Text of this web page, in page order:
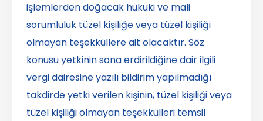
işlemlerden doğacak hukuki ve mali
sorumluluk tüzel kişiliğe veya tüzel kişiliği
olmayan teşekküllere ait olacaktır. Söz
konusu yetkinin sona erdirildiğine dair ilgili
vergi dairesine yazılı bildirim yapılmadığı
takdirde yetki verilen kişinin, tüzel kişiliği veya
tüzel kişiliği olmayan teşekkülleri temsil